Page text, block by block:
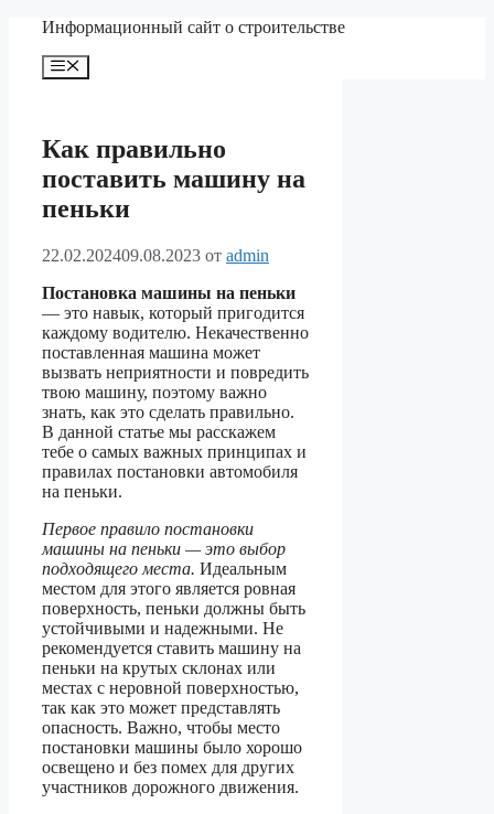
Перейти
содержимому
Информационный сайт о строительстве
Меню
Как правильно
поставить машину на
пеньки
22.02.202409.08.2023 от admin
Постановка машины на пеньки
— это навык, который пригодится
каждому водителю. Некачественно
поставленная машина может
вызвать неприятности и повредить
твою машину, поэтому важно
знать, как это сделать правильно.
В данной статье мы расскажем
тебе о самых важных принципах и
правилах постановки автомобиля
на пеньки.
Первое правило постановки
машины на пеньки — это выбор
подходящего места. Идеальным
местом для этого является ровная
поверхность, пеньки должны быть
устойчивыми и надежными. Не
рекомендуется ставить машину на
пеньки на крутых склонах или
местах с неровной поверхностью,
так как это может представлять
опасность. Важно, чтобы место
постановки машины было хорошо
освещено и без помех для других
участников дорожного движения.